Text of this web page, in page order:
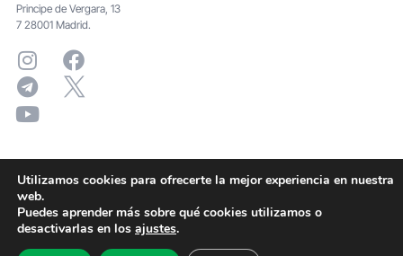
Principe de Vergara, 13
7 28001 Madrid.
Utilizamos cookies para ofrecerte la mejor experiencia en nuestra
web.
Puedes aprender más sobre qué cookies utilizamos o
desactivarlas en los ajustes.